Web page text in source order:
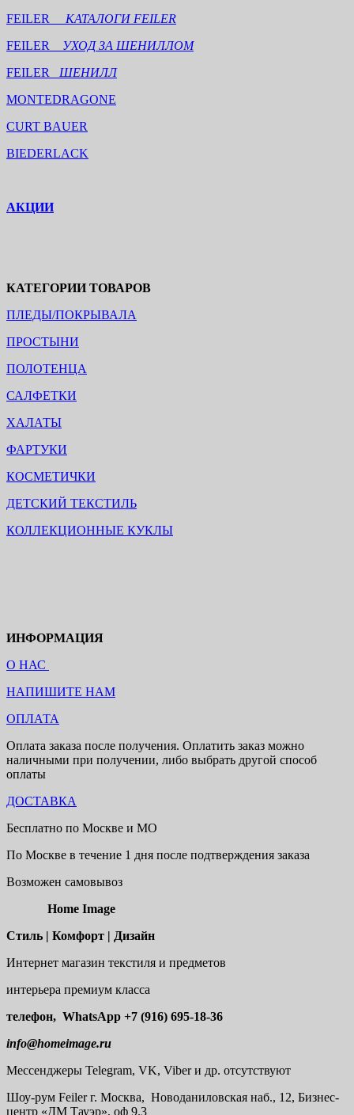
FEILER КАТАЛОГИ FEILER
FEILER
УХОД ЗА ШЕНИЛЛОМ
FEILER ШЕНИЛЛ
MONTEDRAGONE
CURT BAUER
BIEDERLACK
АКЦИИ
КАТЕГОРИИ ТОВАРОВ
ПЛЕДЫ/ПОКРЫВАЛА
ПРОСТЫНИ
ПОЛОТЕНЦА
САЛФЕТКИ
ХАЛАТЫ
ФАРТУКИ
КОСМЕТИЧКИ
ДЕТСКИЙ ТЕКСТИЛЬ
КОЛЛЕКЦИОННЫЕ КУКЛЫ
ИНФОРМАЦИЯ
О НАС
НАПИШИТЕ НАМ
ОПЛАТА
Оплата заказа после получения. Оплатить заказ можно
наличными при получении, либо выбрать другой способ
оплаты
ДОСТАВКА
Бесплатно по Москве и МО
По Москве в течение 1 дня после подтверждения заказа
Возможен самовывоз
Home Image
Стиль | Комфорт | Дизайн
Интернет магазин текстиля и предметов
интерьера премиум класса
телефон, WhatsApp +7 (916) 695-18-36
info@homeimage.ru
Мессенджеры Telegram, VK, Viber и др. отсутствуют
Шоу-рум Feiler г. Москва, Новоданиловская наб., 12, Бизнес-
центр «ДМ Тауэр», оф 9.3